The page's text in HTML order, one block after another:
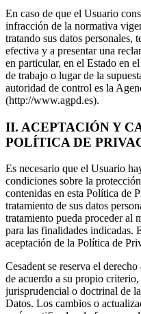
En caso de que el Usuario
infracción de la normativa
tratando sus datos personales,
efectiva y a presentar una
en particular, en el Estado en
de trabajo o lugar de la
autoridad de control es la
(http://www.agpd.es).
II. ACEPTACIÓN Y
POLÍTICA DE
Es necesario que el Usuario
condiciones sobre la
contenidas en esta Política de
tratamiento de sus datos
tratamiento pueda proceder al
para las finalidades indicadas.
aceptación de la Política de
Cesadent se reserva el
de acuerdo a su propio
jurisprudencial o doctrinal de
Datos. Los cambios o